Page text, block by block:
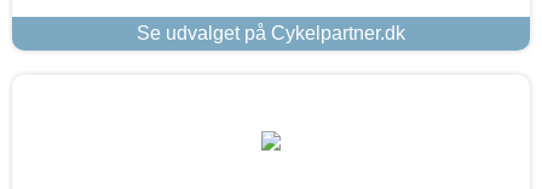
Se udvalget på Cykelpartner.dk